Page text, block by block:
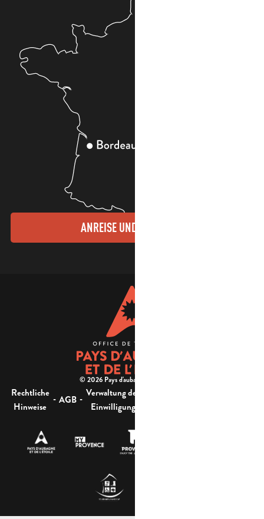
ANREISE UND KONTAKTE
© 2026 Pays d'aubagne et de l'étoile -
Rechtliche
Hinweise
- AGB - Verwaltung der
Einwilligung